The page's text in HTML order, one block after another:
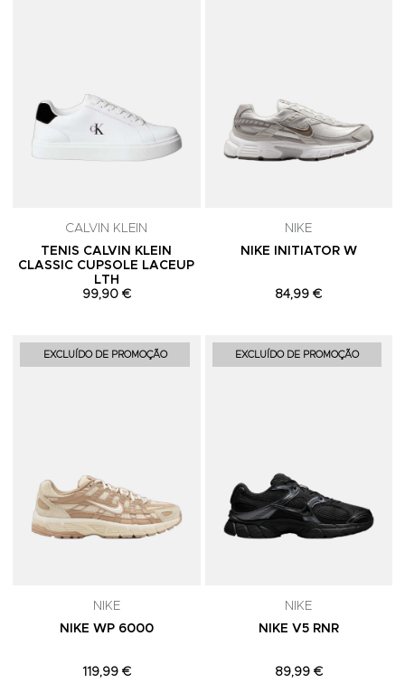
CALVIN KLEIN
TENIS CALVIN KLEIN
CLASSIC CUPSOLE LACEUP
LTH
99,90 €
NIKE
NIKE INITIATOR W
84,99 €
EXCLUÍDO DE PROMOÇÃO Adicionar aos Favoritos
NIKE
NIKE WP 6000
119,99 €
EXCLUÍDO DE PROMOÇÃO
NIKE
NIKE V5 RNR
89,99 €